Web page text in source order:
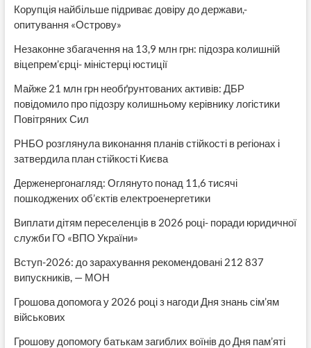
Корупція найбільше підриває довіру до держави,-
опитування «Острову»
Незаконне збагачення на 13,9 млн грн: підозра колишній
віцепрем’єрці- міністерці юстиції
Майже 21 млн грн необґрунтованих активів: ДБР
повідомило про підозру колишньому керівнику логістики
Повітряних Сил
РНБО розглянула виконання планів стійкості в регіонах і
затвердила план стійкості Києва
Держенергонагляд: Оглянуто понад 11,6 тисячі
пошкоджених об’єктів електроенергетики
Виплати дітям переселенців в 2026 році- поради юридичної
служби ГО «ВПО України»
Вступ-2026: до зарахування рекомендовані 212 837
випускників, — МОН
Грошова допомога у 2026 році з нагоди Дня знань сім’ям
військових
Грошову допомогу батькам загиблих воїнів до Дня пам’яті